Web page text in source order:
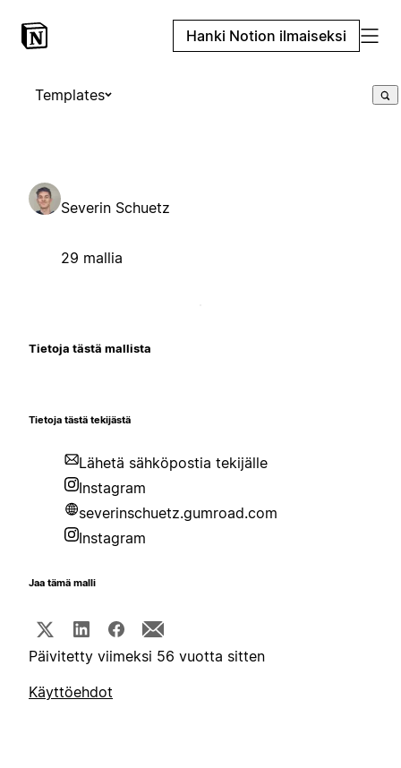
Hanki Notion ilmaiseksi
Templates
Severin Schuetz
29 mallia
Tietoja tästä mallista
Tietoja tästä tekijästä
Lähetä sähköpostia tekijälle
Instagram
severinschuetz.gumroad.com
Instagram
Jaa tämä malli
Päivitetty viimeksi 56 vuotta sitten
Käyttöehdot